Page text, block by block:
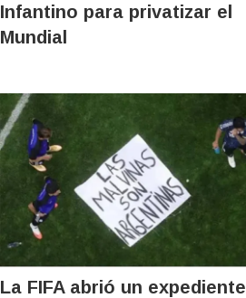
Infantino para privatizar el
Mundial
La FIFA abrió un expediente